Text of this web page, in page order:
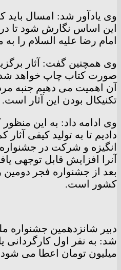
وی یادآور شد: امسال باید
این اساس نگارش شود تا
امام رضا علیه السلام را
وی همچنین گفت: آثار
صورت کتاب چاپ خواهد شد
آن اهمیت می دهیم جنبه
تکنیکال بودن این آثار است.
وی ادامه داد: به این
دادیم تا به تولید کیفی
انگیزه و شرکت در
آنرا افزایش قابل توجهی
بعد از جشنواره فجر دومین
کشور است.
دبیر شانزدهمین جشنواره
میلیون تومان اعطا می